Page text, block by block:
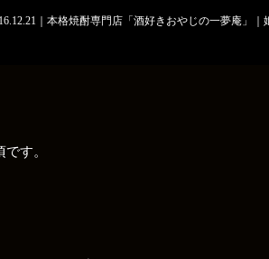
｜本格焼酎専門店「酒好きおやじの一夢庵」｜
す。